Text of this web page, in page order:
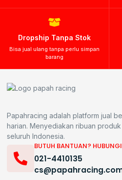
Dropship Tanpa Stok
Bisa jual ulang tanpa perlu simpan
barang
Papahracing adalah platform jual
harian. Menyediakan ribuan
seluruh Indonesia.
BUTUH BANTUAN?
021-4410135